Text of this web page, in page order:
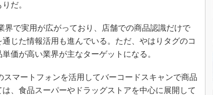
だ。
で実用が広がっており、店舗での商品認識だけで
じた情報活用も進んでいる。ただ、やはりタグのコ
価が高い業界が主なターゲットになる。
マートフォンを活用してバーコードスキャンで商品
、食品スーパーやドラッグストアを中心に展開して